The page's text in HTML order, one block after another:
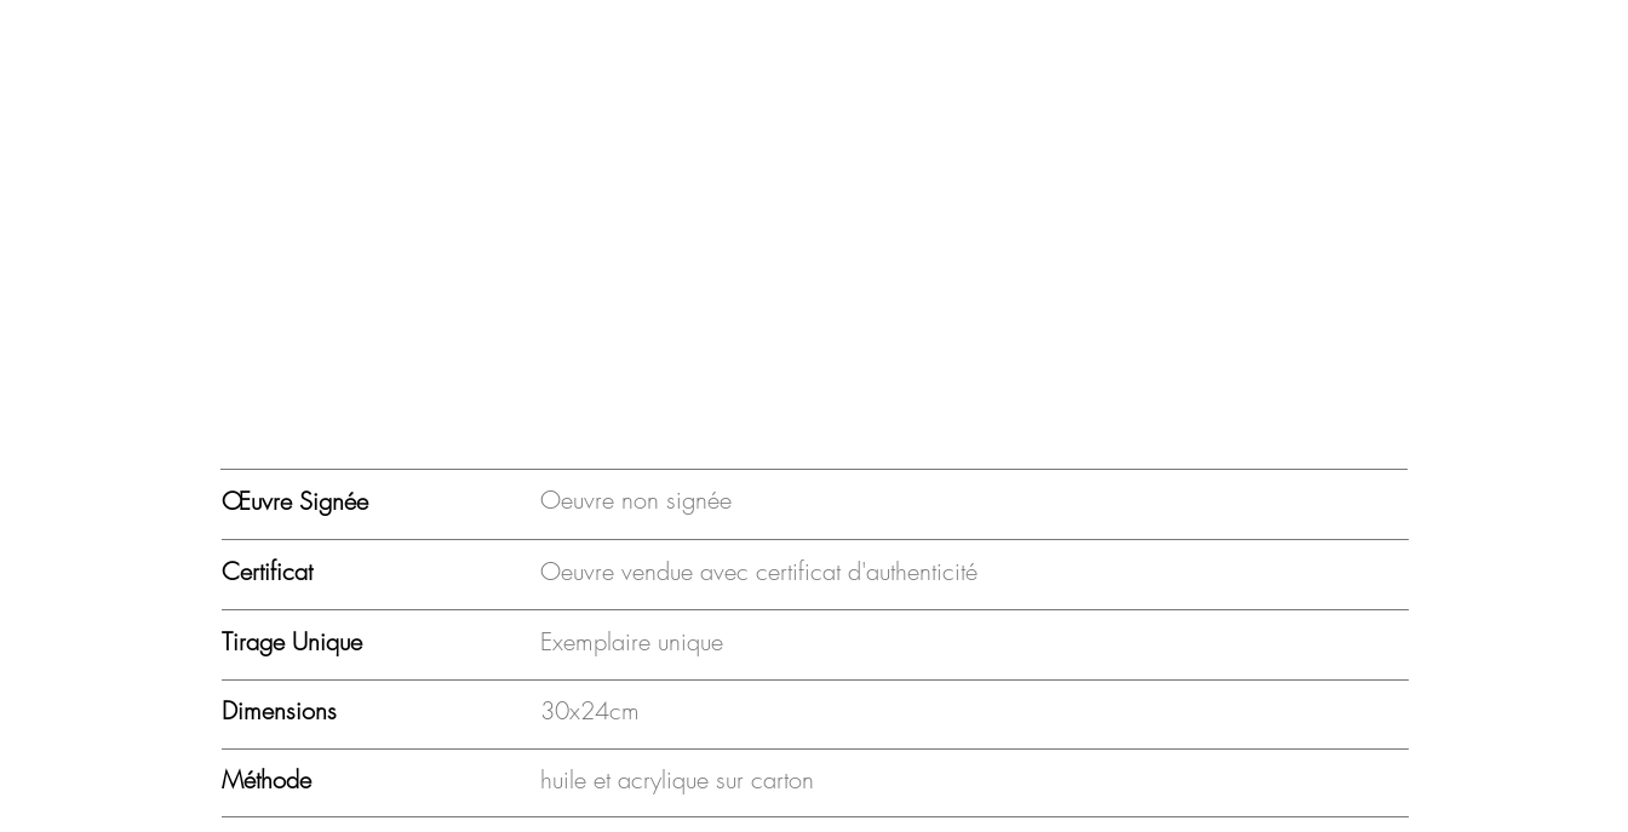
Œuvre Signée Oeuvre non signée
Certificat Oeuvre vendue avec certificat d'authenticité
Tirage Unique Exemplaire unique
Dimensions 30x24cm
Méthode huile et acrylique sur carton